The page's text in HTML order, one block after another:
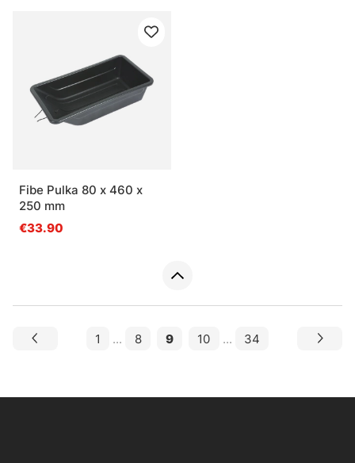
Fibe Pulka 80 x 460 x
250 mm
€33.90
1 ... 8 9 10 ... 34